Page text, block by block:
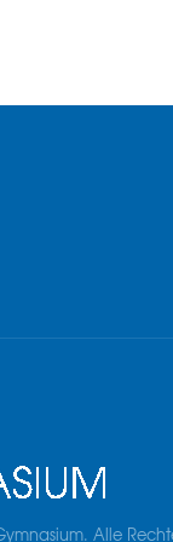
Alle